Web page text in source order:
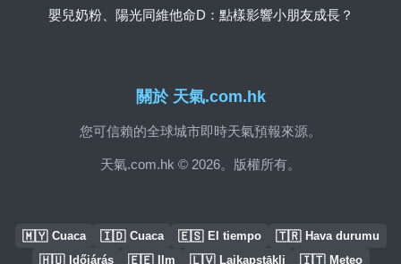
關於 天氣.com.hk
您可信賴的全球城市即時天氣預報來源。
天氣.com.hk © 2026。版權所有。
嬰兒奶粉、陽光同維他命D：點樣影響小朋友成長？
🇲🇾 Cuaca 🇮🇩 Cuaca 🇪🇸 El tiempo 🇹🇷 Hava durumu
🇭🇺 Időjárás 🇪🇪 Ilm 🇱🇻 Laikapstākļi 🇮🇹 Meteo